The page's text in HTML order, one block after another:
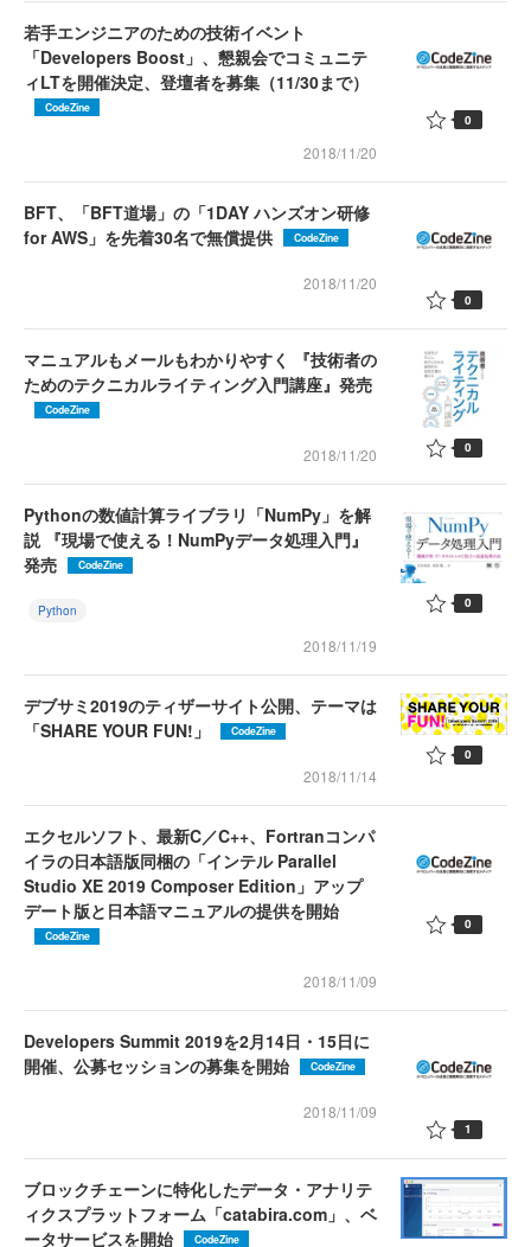
若手エンジニアのための技術イベント
「Developers Boost」、懇親会でコミュニテ
ィLTを開催決定、登壇者を募集（11/30まで）
CodeZine
2018/11/20
0
BFT、「BFT道場」の「1DAY ハンズオン研修
for AWS」を先着30名で無償提供
CodeZine
2018/11/20
0
マニュアルもメールもわかりやすく 『技術者の
ためのテクニカルライティング入門講座』発売
CodeZine
2018/11/20 0
Pythonの数値計算ライブラリ「NumPy」を解
説 『現場で使える！NumPyデータ処理入門』
発売
CodeZine
Python
2018/11/19
0
デブサミ2019のティザーサイト公開、テーマは
「SHARE YOUR FUN!」
CodeZine
2018/11/14
0
エクセルソフト、最新C／C++、Fortranコンパ
イラの日本語版同梱の「インテル Parallel
Studio XE 2019 Composer Edition」アップ
デート版と日本語マニュアルの提供を開始
CodeZine
2018/11/09
0
Developers Summit 2019を2月14日・15日に
開催、公募セッションの募集を開始
CodeZine
2018/11/09
1
ブロックチェーンに特化したデータ・アナリテ
ィクスプラットフォーム「catabira.com」、ベ
ータサービスを開始
CodeZine